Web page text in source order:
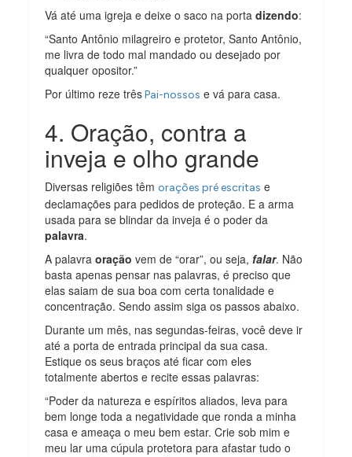
Vá até uma igreja e deixe o saco na portadizendo:
“Santo Antônio milagreiro e protetor, Santo Antônio,
me livra de todo mal mandado ou desejado por
qualquer opositor.”
Por último reze trêsPai-nossos e vá para casa.
4. Oração, contra a
inveja e olho grande
Diversas religiões têmorações pré escritas e
declamações para pedidos de proteção. E a arma
usada para se blindar da inveja é o poder da
palavra.
A palavraoração vem de “orar”, ou seja, falar. Não
basta apenas pensar nas palavras, é preciso que
elas saiam de sua boa com certa tonalidade e
concentração. Sendo assim siga os passos abaixo.
Durante um mês, nas segundas-feiras, você deve ir
até a porta de entrada principal da sua casa.
Estique os seus braços até ficar com eles
totalmente abertos e recite essas palavras:
“Poder da natureza e espíritos aliados, leva para
bem longe toda a negatividade que ronda a minha
casa e ameaça o meu bem estar. Crie sob mim e
meu lar uma cúpula protetora para afastar tudo o